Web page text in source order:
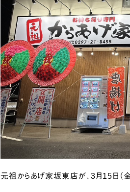
元祖からあげ家坂東店が、3月15日（